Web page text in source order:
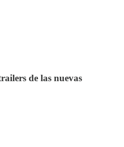
de las nuevas